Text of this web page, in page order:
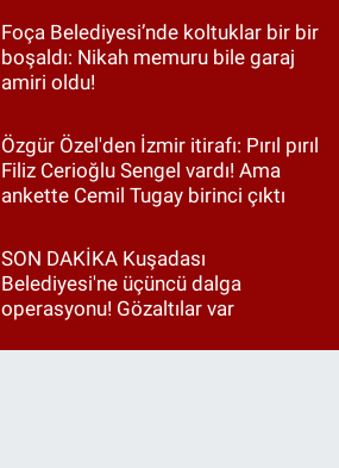
Foça Belediyesi’nde koltuklar bir bir
boşaldı: Nikah memuru bile garaj
amiri oldu!
Özgür Özel'den İzmir itirafı: Pırıl pırıl
Filiz Cerioğlu Sengel vardı! Ama
ankette Cemil Tugay birinci çıktı
SON DAKİKA Kuşadası
Belediyesi'ne üçüncü dalga
operasyonu! Gözaltılar var